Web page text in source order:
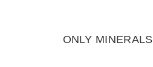
ONLY MINERALS